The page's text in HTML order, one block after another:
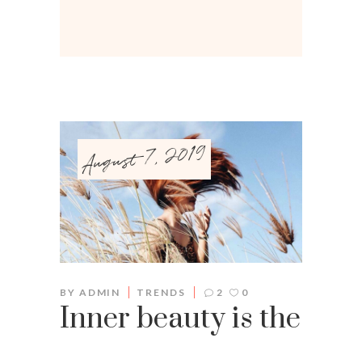
August 7, 2019
BY ADMIN TRENDS 2 0
Inner beauty is the